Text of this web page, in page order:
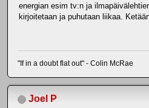
energian esim tv:n ja
kirjoitetaan ja puhutaan liikaa.
"If in a doubt flat out" - Colin McRae
Joel P